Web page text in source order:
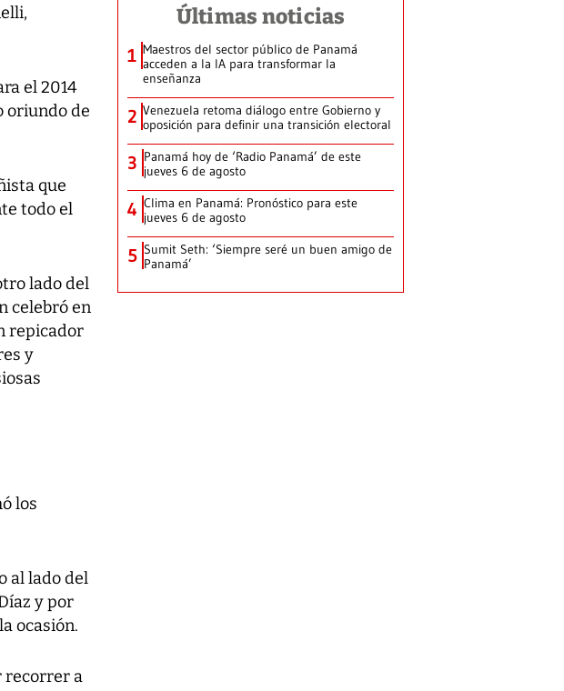
el 2014
oriundo de
que
todo el
lado del
celebró en
repicador
y
los
al lado del
y por
ocasión.
recorrer a
Últimas noticias
1 Maestros del sector público de Panamá
acceden a la IA para transformar la
enseñanza
2 Venezuela retoma diálogo entre Gobierno y
oposición para definir una transición electoral
3 Panamá hoy de ‘Radio Panamá’ de este
jueves 6 de agosto
4 Clima en Panamá: Pronóstico para este
jueves 6 de agosto
5 Sumit Seth: ‘Siempre seré un buen amigo de
Panamá’